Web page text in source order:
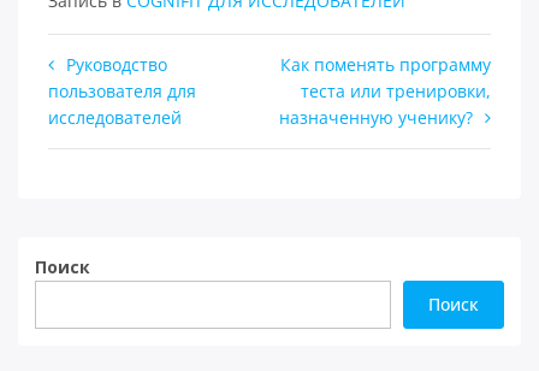
Навигация
по
записям
Руководство
пользователя для
исследователей
Как поменять программу
теста или тренировки,
назначенную ученику?
Поиск
Поиск